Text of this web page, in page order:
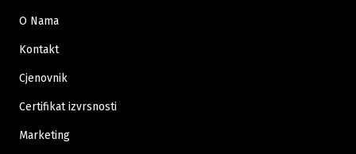
O Nama
Kontakt
Cjenovnik
Certifikat izvrsnosti
Marketing